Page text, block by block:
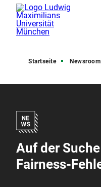
Startseite Newsroom
Auf der
Fairness-